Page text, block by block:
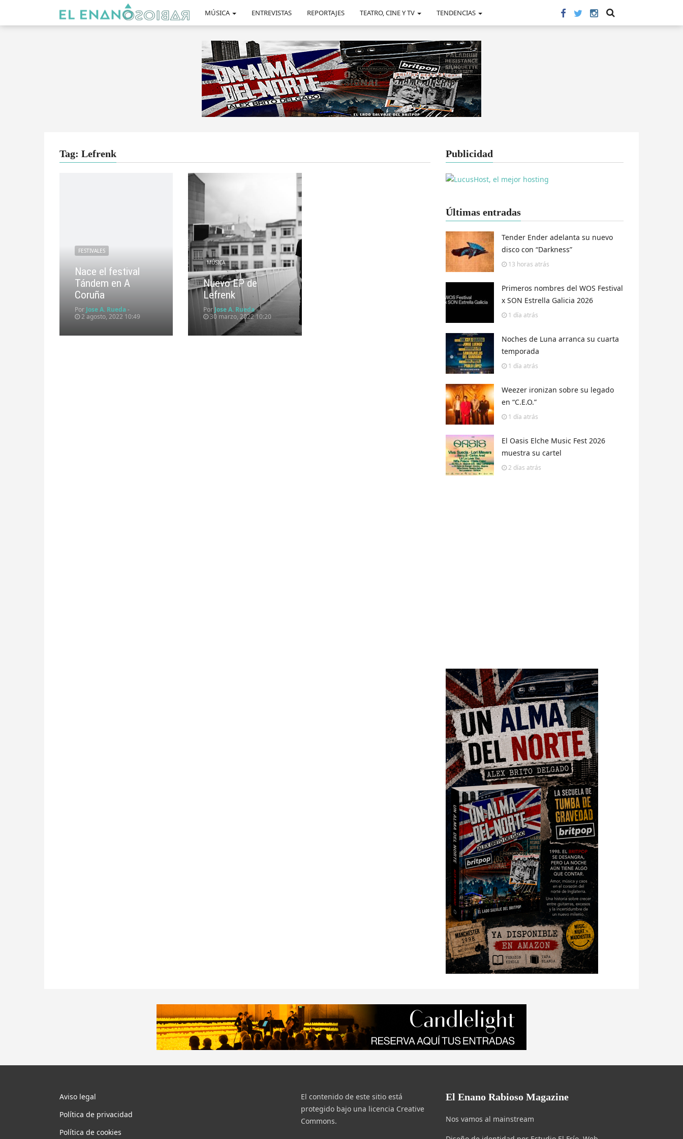
MÚSICA ENTREVISTAS REPORTAJES TEATRO, CINE Y TV TENDENCIAS
Tag: Lefrenk
FESTIVALES
Nace el festival
Tándem en A
Coruña
Por Jose A. Rueda -
2 agosto, 2022 10:49
MÚSICA
Nuevo EP de
Lefrenk
PorJose A. Rueda-
30 marzo, 2022 10:20
Publicidad
Últimas entradas
Tender Ender adelanta su nuevo
disco con “Darkness”
13 horas atrás
Primeros nombres del WOS Festival
x SON Estrella Galicia 2026
1 día atrás
Noches de Luna arranca su cuarta
temporada
1 día atrás
Weezer ironizan sobre su legado
en “C.E.O.”
1 día atrás
El Oasis Elche Music Fest 2026
muestra su cartel
2 días atrás
Aviso legal
Política de privacidad
Política de cookies
El contenido de este sitio está
protegido bajo una licencia Creative
Commons.
El Enano Rabioso Magazine
Nos vamos al mainstream